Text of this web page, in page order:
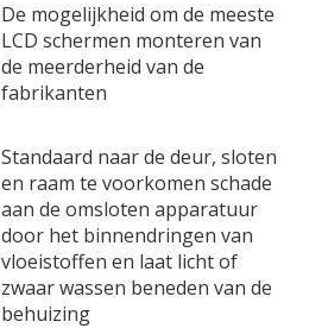
De mogelijkheid om de meeste
LCD schermen monteren van
de meerderheid van de
fabrikanten
Standaard naar de deur, sloten
en raam te voorkomen schade
aan de omsloten apparatuur
door het binnendringen van
vloeistoffen en laat licht of
zwaar wassen beneden van de
behuizing